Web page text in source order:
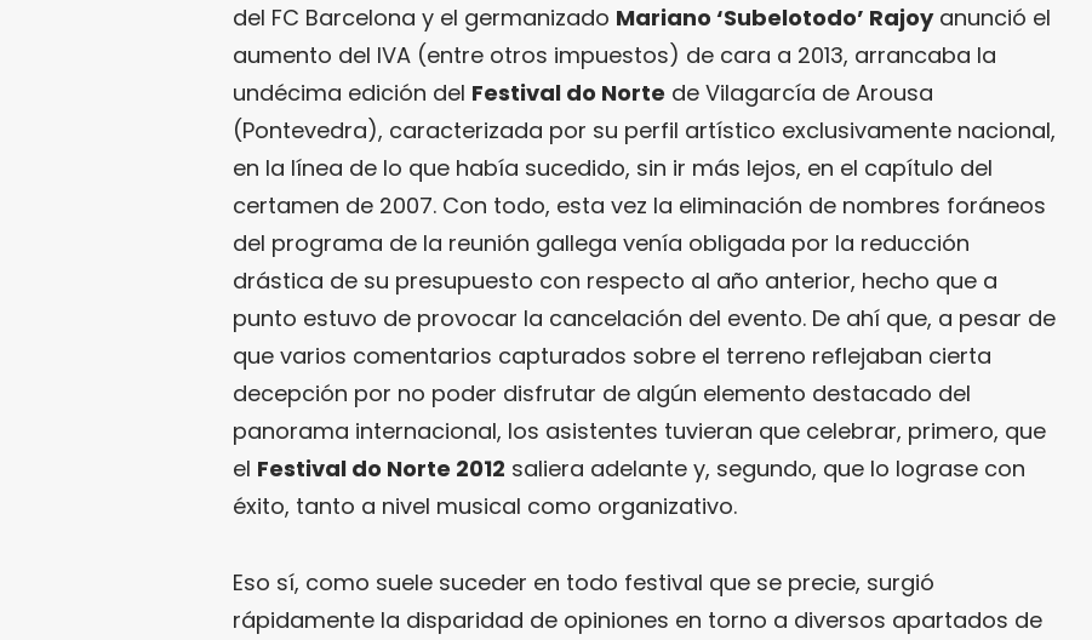
del FC Barcelona y el germanizado Mariano ‘Subelotodo’ Rajoyanunció el
aumento del IVA (entre otros impuestos) de cara a 2013, arrancaba la
undécima edición del Festival do Norte de Vilagarcía de Arousa
(Pontevedra), caracterizada por su perfil artístico exclusivamente nacional,
en la línea de lo que había sucedido, sin ir más lejos, en el capítulo del
certamen de 2007. Con todo, esta vez la eliminación de nombres foráneos
del programa de la reunión gallega venía obligada por la reducción
drástica de su presupuesto con respecto al año anterior, hecho que a
punto estuvo de provocar la cancelación del evento. De ahí que, a pesar de
que varios comentarios capturados sobre el terreno reflejaban cierta
decepción por no poder disfrutar de algún elemento destacado del
panorama internacional, los asistentes tuvieran que celebrar, primero, que
el Festival do Norte 2012 saliera adelante y, segundo, que lo lograse con
éxito, tanto a nivel musical como organizativo.
Eso sí, como suele suceder en todo festival que se precie, surgió
rápidamente la disparidad de opiniones en torno a diversos apartados de